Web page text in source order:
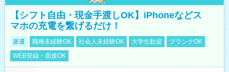
【シフト自由・現金手渡しOK】iPhoneなどス
マホの充電を繋げるだけ！
派遣 職種未経験OK 社会人未経験OK 大学生歓迎
ブランクOK
WEB登録・面接OK